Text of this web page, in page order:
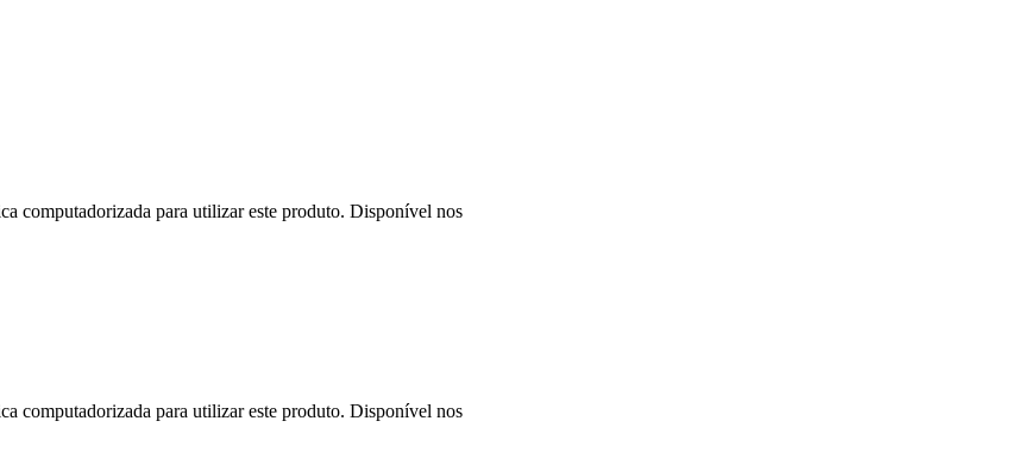
computadorizada para utilizar este produto. Disponível nos
computadorizada para utilizar este produto. Disponível nos